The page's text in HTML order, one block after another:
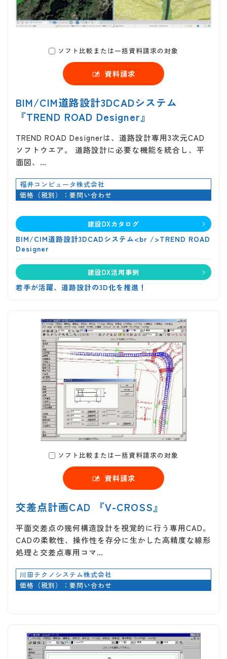
ソフト比較または一括資料請求の対象
資料請求
BIM/CIM道路設計3DCADシステム
『TREND ROAD Designer』
TREND ROAD Designerは、道路設計専用3次元CAD
ソフトウエア。 道路設計に必要な機能を統合し、平
面図、…
福井コンピュータ株式会社
価格（税別）：要問い合わせ
建設DXカタログ
BIM/CIM道路設計3DCADシステム<br />TREND ROAD
Designer
建設DX活用事例
若手が活躍、道路設計の3D化を推進！
ソフト比較または一括資料請求の対象
資料請求
交差点計画CAD 『V-CROSS』
平面交差点の幾何構造設計を視覚的に行う専用CAD。
CADの柔軟性、操作性を存分に生かした高精度な線形
処理と交差点専用コマ…
川田テクノシステム株式会社
価格（税別）：要問い合わせ